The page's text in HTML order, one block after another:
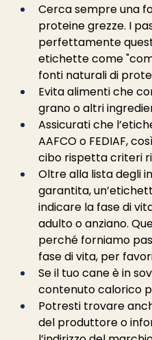
Cerca sempre una
proteine grezze. I
perfettamente
etichette come
fonti naturali di
Evita alimenti che
grano o altri
Assicurati che
AAFCO o FEDIAF,
cibo rispetta criteri
Oltre alla lista degli
garantita,
indicare la fase di
adulto o anziano.
perché forniamo
fase di vita, per
Se il tuo cane è in
contenuto calorico
Potresti trovare
del produttore o